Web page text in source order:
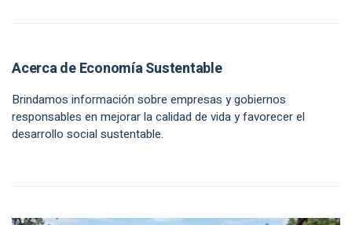
Acerca de Economía Sustentable
Brindamos información sobre empresas y gobiernos
responsables en mejorar la calidad de vida y favorecer el
desarrollo social sustentable.